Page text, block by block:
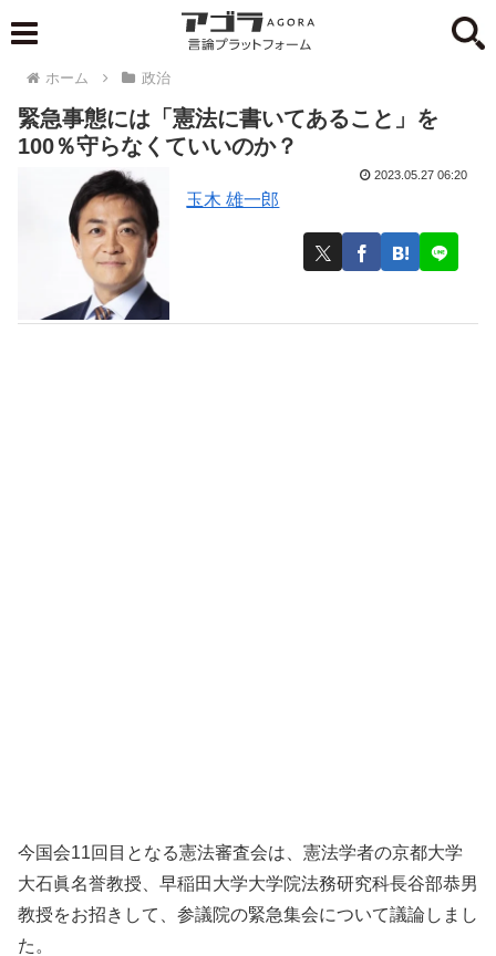
ホーム 政治
緊急事態には「憲法に書いてあること」を
100％守らなくていいのか？
玉木 雄一郎
2023.05.27 06:20
今国会11回目となる憲法審査会は、憲法学者の京都大学
大石眞名誉教授、早稲田大学大学院法務研究科長谷部恭男
教授をお招きして、参議院の緊急集会について議論しまし
た。